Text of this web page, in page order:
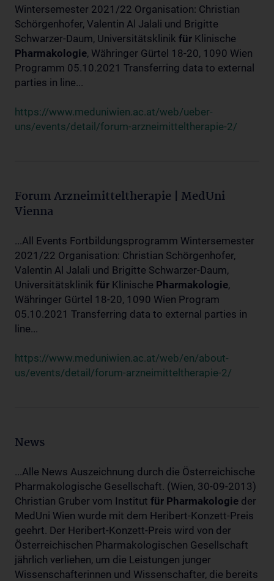
Wintersemester 2021/22 Organisation: Christian
Schörgenhofer, Valentin Al Jalali und Brigitte
Schwarzer-Daum, Universitätsklinik für Klinische
Pharmakologie, Währinger Gürtel 18-20, 1090 Wien
Programm 05.10.2021 Transferring data to external
parties in line...
https://www.meduniwien.ac.at/web/ueber-
uns/events/detail/forum-arzneimitteltherapie-2/
Forum Arzneimitteltherapie | MedUni
Vienna
...All Events Fortbildungsprogramm Wintersemester
2021/22 Organisation: Christian Schörgenhofer,
Valentin Al Jalali und Brigitte Schwarzer-Daum,
Universitätsklinik für Klinische Pharmakologie,
Währinger Gürtel 18-20, 1090 Wien Program
05.10.2021 Transferring data to external parties in
line...
https://www.meduniwien.ac.at/web/en/about-
us/events/detail/forum-arzneimitteltherapie-2/
News
...Alle News Auszeichnung durch die Österreichische
Pharmakologische Gesellschaft. (Wien, 30-09-2013)
Christian Gruber vom Institut für Pharmakologie der
MedUni Wien wurde mit dem Heribert-Konzett-Preis
geehrt. Der Heribert-Konzett-Preis wird von der
Österreichischen Pharmakologischen Gesellschaft
jährlich verliehen, um die Leistungen junger
Wissenschafterinnen und Wissenschafter, die bereits